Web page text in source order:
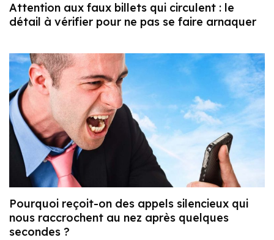
Attention aux faux billets qui circulent : le
détail à vérifier pour ne pas se faire arnaquer
Pourquoi reçoit-on des appels silencieux qui
nous raccrochent au nez après quelques
secondes ?